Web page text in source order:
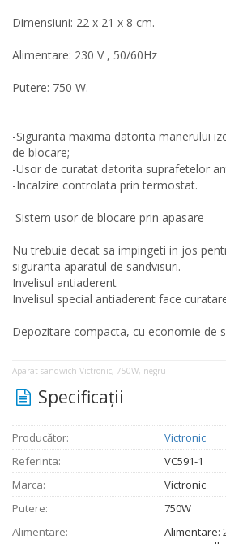
Dimensiuni: 22 x 21 x 8 cm.
Alimentare: 230 V , 50/60Hz
Putere: 750 W.
-Siguranta maxima datorita manerului
de blocare;
-Usor de curatat datorita suprafetelor
-Incalzire controlata prin termostat.
Sistem usor de blocare prin apasare
Nu trebuie decat sa impingeti in jos
siguranta aparatul de sandvisuri.
Invelisul antiaderent
Invelisul special antiaderent face
Depozitare compacta, cu economie de
Aparat sandwich Victronic, 750W, negru
Specificaţii
Producător:
Victronic
Referinta:
VC591-1
Marca:
Victronic
Putere:
750W
Alimentare:
Alimentare: